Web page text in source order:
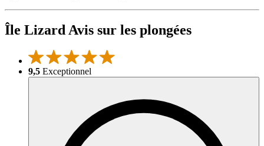
Île Lizard Avis sur les plongées
9,5 Exceptionnel